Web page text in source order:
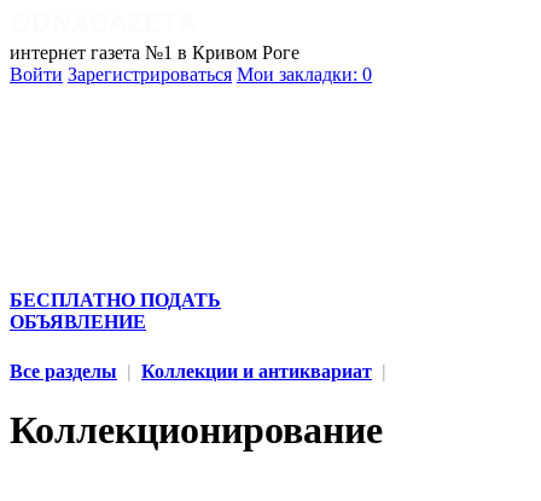
интернет газета №1 в Кривом Роге
Войти Зарегистрироваться Мои закладки: 0
БЕСПЛАТНО ПОДАТЬ
ОБЪЯВЛЕНИЕ
Все разделы | Коллекции и антиквариат |
Коллекционирование